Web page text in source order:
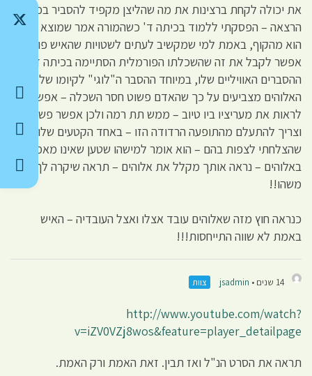
את יכולה לקחת ברצינות את מה שהליצן מקפיד להסביר בכל
הרצאה – הפסקתי ללמוד בכיתה ד' כשהמורה אמר שמוצא האדם
הוא מהקוף, באמת למי שמקשיב לעתים לשטויות שהאיש פולט,
אפשר לקבל את זה שהשכלתו הפורמלית הסתיימה בכיתה ד'
ההסברים האוויליים שלו, במיוחד ההסבר ה"לוגי" לקיומו של
האלוהים מצביעים על כך שהאדם פשוט חסר השכלה – אפשר
לראות את מעריציו ביו טיוב – ממש תת רמה ולכן אפשר פשוט –
וצריך להתעלם מהתופעה הרדודה הזו – באחד הקטעים שלו
שהצלחתי לצפות בהם – הוא אומר למישהו שטען שאינו מאמין
באלוהים – נראה אותך מקלל את אלוהים – תראה שיקרה לך
משהו!!
כנראה חוץ מזה שאלוהים עובד אצלו ואצל העובדיה – האיש
באמת לא שווה התייחסות!!!
14 שנים • jsadmin צוות
http://www.youtube.com/watch?
v=iZV0VZj8wos&feature=player_detailpage
תראה את הסרט הנ"ל ואז תבין. זאת האמת ורק האמת.